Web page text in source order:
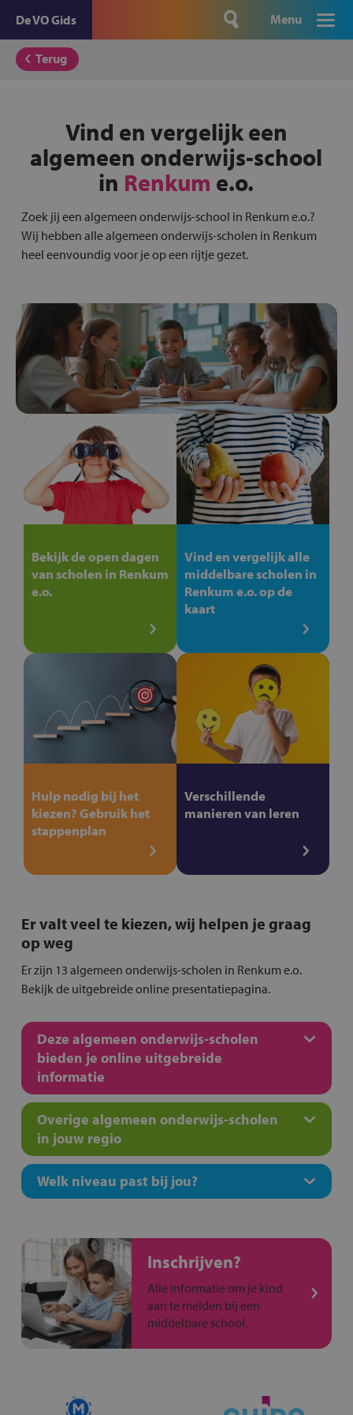
De VO Gids Menu
Terug
Vind en vergelijk een
algemeen onderwijs-school
in Renkum e.o.
Zoek jij een algemeen onderwijs-school in Renkum e.o.?
Wij hebben alle algemeen onderwijs-scholen in Renkum
heel eenvoundig voor je op een rijtje gezet.
Bekijk de open dagen
van scholen in Renkum
e.o.
Vind en vergelijk alle
middelbare scholen in
Renkum e.o. op de
kaart
Hulp nodig bij het
kiezen? Gebruik het
stappenplan
Verschillende
manieren van leren
Er valt veel te kiezen, wij helpen je graag
op weg
Er zijn 13 algemeen onderwijs-scholen in Renkum e.o.
Bekijk de uitgebreide online presentatiepagina.
Deze algemeen onderwijs-scholen
bieden je online uitgebreide
informatie
Overige algemeen onderwijs-scholen
in jouw regio
Welk niveau past bij jou?
Inschrijven?
Alle informatie om je kind
aan te melden bij een
middelbare school.